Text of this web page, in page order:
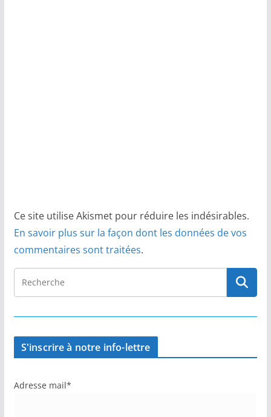
Ce site utilise Akismet pour réduire les indésirables.
En savoir plus sur la façon dont les données de vos
commentaires sont traitées.
S'inscrire à notre info-lettre
Adresse mail*